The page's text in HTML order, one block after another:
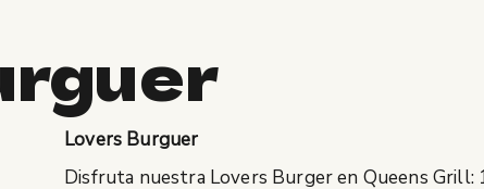
Lovers Burguer
Disfruta nuestra Lovers Burger en Queens Grill: